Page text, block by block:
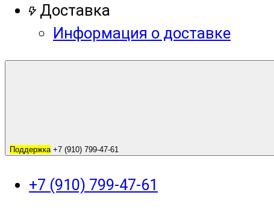
Доставка
Информация о доставке
Поддержка +7 (910) 799-47-61
+7 (910) 799-47-61